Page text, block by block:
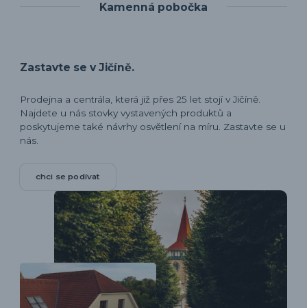
Kamenná pobočka
Zastavte se v Jičíně.
Prodejna a centrála, která již přes 25 let stojí v Jičíně.
Najdete u nás stovky vystavených produktů a
poskytujeme také návrhy osvětlení na míru. Zastavte se u
nás.
chci se podívat